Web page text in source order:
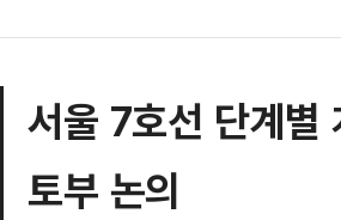
서울 7호선 단계
토부 논의